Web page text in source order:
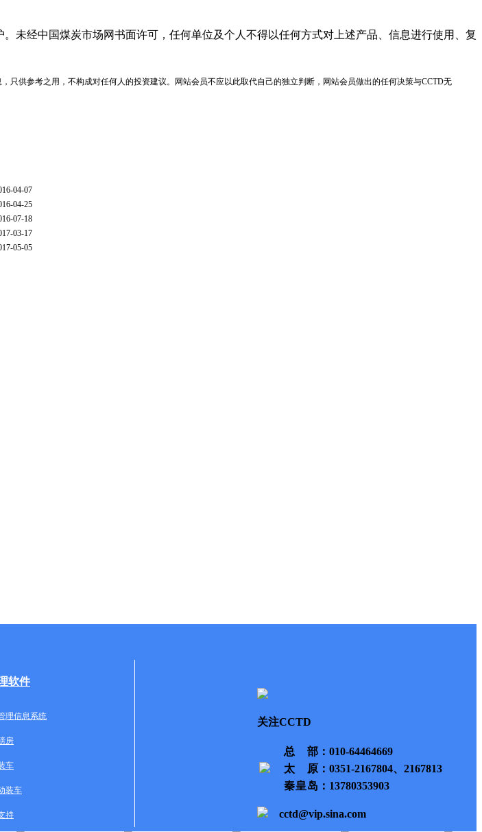
未经中国煤炭市场网书面许可，任何单位及个人不得以任何方式对上述产品、信息进行使用、复
供参考之用，不构成对任何人的投资建议。网站会员不应以此取代自己的独立判断，网站会员做出的任何决策与CCTD无
04-07
04-25
07-18
03-17
05-05
软件
理信息系统
房
车
装车
持
关注CCTD
总部 ：010-64464669
太原 ：0351-2167804、2167813
秦皇岛 ：13780353903
cctd@vip.sina.com